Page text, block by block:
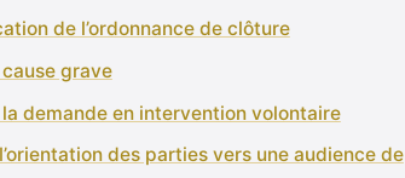
de l’ordonnance de clôture
grave
demande en intervention volontaire
des parties vers une audience de